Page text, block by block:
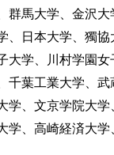
群馬大学、金沢
、日本大学、獨
大学、川村学園
千葉工業大学、
学、文京学院大
学、高崎経済大